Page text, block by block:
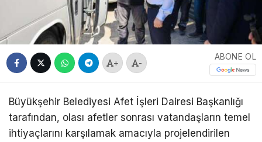
+ -
ABONE OL
Büyükşehir Belediyesi Afet İşleri Dairesi Başkanlığı
tarafından, olası afetler sonrası vatandaşların temel
ihtiyaçlarını karşılamak amacıyla projelendirilen